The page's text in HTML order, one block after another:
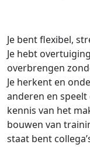
Je bent flexibel,
Je hebt
overbrengen
Je herkent en
anderen en
kennis van het
bouwen van
staat bent